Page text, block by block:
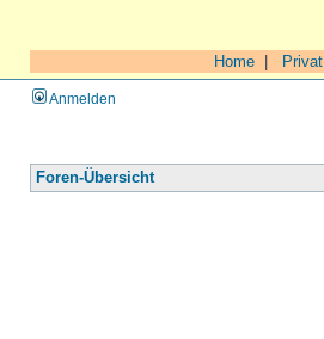
Home Privat
Anmelden
Foren-Übersicht